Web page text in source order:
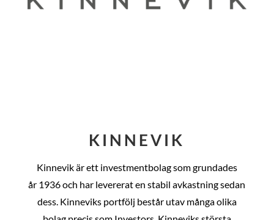
KINNEVIK
Kinnevik är ett investmentbolag som grundades
år 1936 och har levererat en stabil avkastning sedan
dess. Kinneviks portfölj består utav många olika